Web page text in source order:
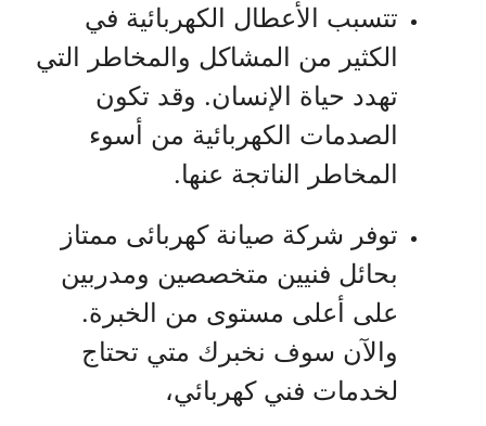
تتسبب الأعطال الكهربائية في
الكثير من المشاكل والمخاطر التي
تهدد حياة الإنسان. وقد تكون
الصدمات الكهربائية من أسوء
المخاطر الناتجة عنها.
توفر شركة صيانة كهربائى ممتاز
بحائل فنيين متخصصين ومدربين
على أعلى مستوى من الخبرة.
والآن سوف نخبرك متي تحتاج
لخدمات فني كهربائي،